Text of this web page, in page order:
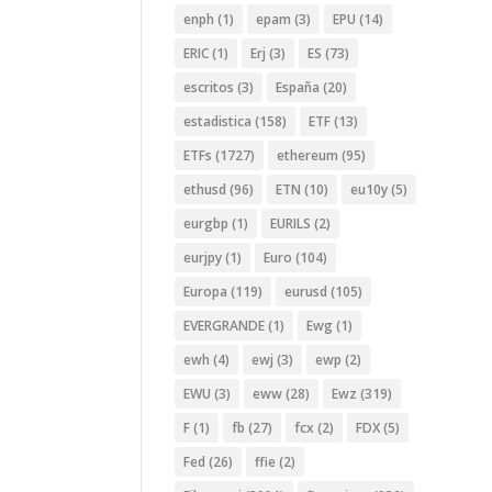
enph (1) epam (3) EPU (14)
ERIC(1) Erj (3) ES (73)
escritos (3) España (20)
estadistica (158) ETF(13)
ETFs (1727) ethereum (95)
ethusd (96) ETN (10) eu10y(5)
eurgbp (1) EURILS (2)
eurjpy(1) Euro (104)
Europa (119) eurusd (105)
EVERGRANDE(1) Ewg (1)
ewh (4) ewj (3) ewp (2)
EWU (3) eww(28) Ewz (319)
F(1) fb (27) fcx (2) FDX(5)
Fed (26) ffie (2)